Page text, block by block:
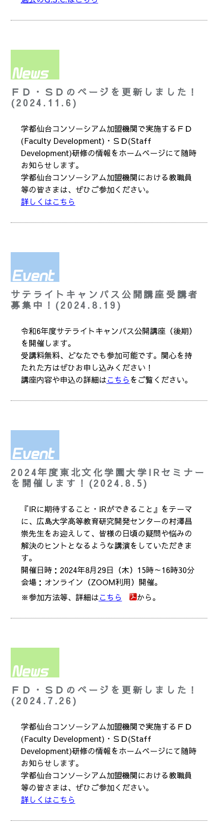
ＦＤ・ＳＤのページを更新しました！
(2024.11.6)
学都仙台コンソーシアム加盟機関で実施するＦＤ
(Faculty Development)・ＳＤ(Staff
Development)研修の情報をホームページにて随時
お知らせします。
学都仙台コンソーシアム加盟機関における教職員
等の皆さまは、ぜひご参加ください。
詳しくはこちら
サテライトキャンパス公開講座受講者
募集中！(2024.8.19)
令和6年度サテライトキャンパス公開講座（後期）
を開催します。
受講料無料、どなたでも参加可能です。関心を持
たれた方はぜひお申し込みください！
講座内容や申込の詳細はこちら をご覧ください。
2024年度東北文化学園大学IRセミナー
を開催します！(2024.8.5)
『IRに期待すること・IRができること』をテーマ
に、広島大学高等教育研究開発センターの村澤昌
崇先生をお迎えして、皆様の日頃の疑問や悩みの
解決のヒントとなるような講演をしていただきま
す。
開催日時：2024年8月29日（木）15時～16時30分
会場：オンライン（ZOOM利用）開催。
※参加方法等、詳細はこちら から。
ＦＤ・ＳＤのページを更新しました！
(2024.7.26)
学都仙台コンソーシアム加盟機関で実施するＦＤ
(Faculty Development)・ＳＤ(Staff
Development)研修の情報をホームページにて随時
お知らせします。
学都仙台コンソーシアム加盟機関における教職員
等の皆さまは、ぜひご参加ください。
詳しくはこちら